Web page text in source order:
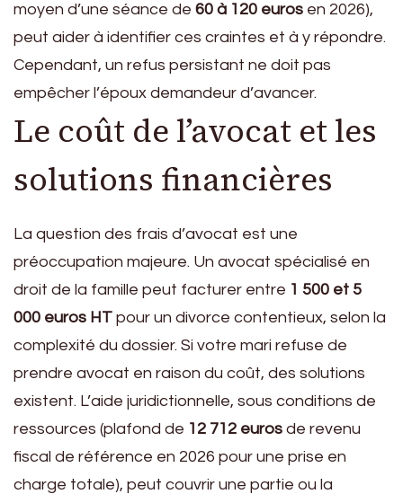
moyen d’une séance de 60 à 120 euros en 2026),
peut aider à identifier ces craintes et à y répondre.
Cependant, un refus persistant ne doit pas
empêcher l’époux demandeur d’avancer.
Le coût de l’avocat et les
solutions financières
La question des frais d’avocat est une
préoccupation majeure. Un avocat spécialisé en
droit de la famille peut facturer entre 1 500 et 5
000 euros HT pour un divorce contentieux, selon la
complexité du dossier. Si votre mari refuse de
prendre avocat en raison du coût, des solutions
existent. L’aide juridictionnelle, sous conditions de
ressources (plafond de 12 712 euros de revenu
fiscal de référence en 2026 pour une prise en
charge totale), peut couvrir une partie ou la